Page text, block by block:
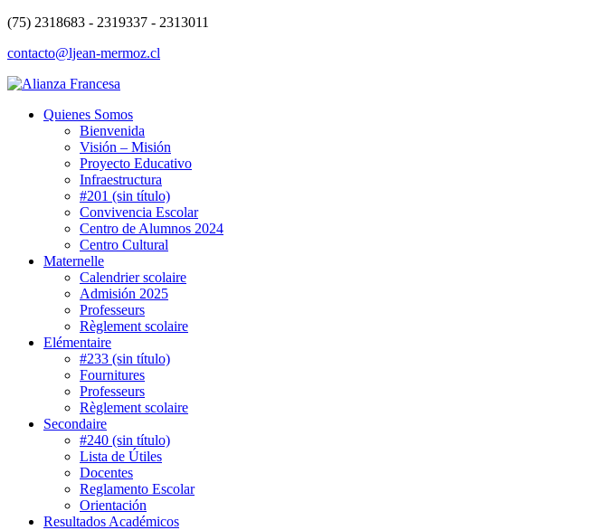
(75) 2318683 - 2319337 - 2313011
contacto@ljean-mermoz.cl
Quienes Somos
Bienvenida
Visión – Misión
Proyecto Educativo
Infraestructura
#201 (sin título)
Convivencia Escolar
Centro de Alumnos 2024
Centro Cultural
Maternelle
Calendrier scolaire
Admisión 2025
Professeurs
Règlement scolaire
Elémentaire
#233 (sin título)
Fournitures
Professeurs
Règlement scolaire
Secondaire
#240 (sin título)
Lista de Útiles
Docentes
Reglamento Escolar
Orientación
Resultados Académicos